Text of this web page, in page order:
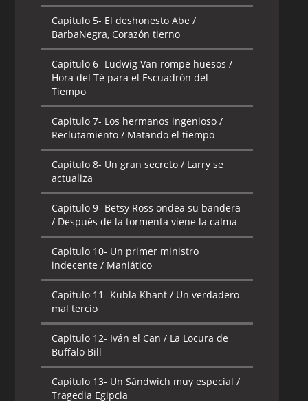
Capitulo 5- El deshonesto Abe /
BarbaNegra, Corazón tierno
Capitulo 6- Ludwig Van rompe huesos /
Hora del Té para el Escuadrón del
Tiempo
Capitulo 7- Los hermanos ingenioso /
Reclutamiento / Matando el tiempo
Capitulo 8- Un gran secreto / Larry se
actualiza
Capitulo 9- Betsy Ross ondea su bandera
/ Después de la tormenta viene la calma
Capitulo 10- Un primer ministro
indecente / Maniático
Capitulo 11- Kubla Khant / Un verdadero
mal tercio
Capitulo 12- Iván el Can / La Locura de
Buffalo Bill
Capitulo 13- Un Sándwich muy especial /
Tragedia Egipcia